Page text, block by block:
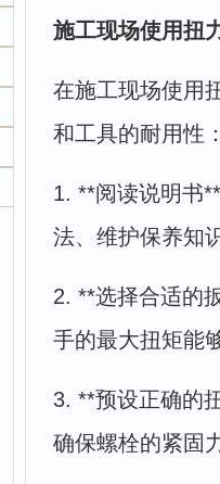
施工现场使用扭
在施工现场使用
和工具的耐用性
1. **阅读说明书
法、维护保养知
2. **选择合适的
手的最大扭矩能
3. **预设正确的
确保螺栓的紧固